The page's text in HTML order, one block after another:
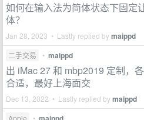
如何在输入法为简体状态下固定
体？
Jan 28, 2023 • Lastly replied bymaippd
二手交易 • maippd
出 iMac 27 和 mbp2019 定制，
合适，最好上海面交
Dec 13, 2022 • Lastly replied bymaippd
Apple •